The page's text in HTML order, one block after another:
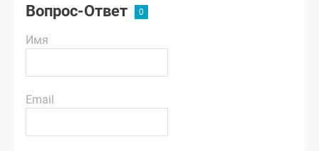
Вопрос-Ответ
Имя
Email